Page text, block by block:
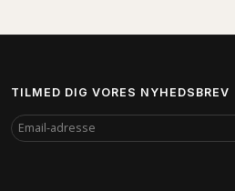
TILMED DIG VORES NYHEDSBREV
EMAIL-
ADRESSE